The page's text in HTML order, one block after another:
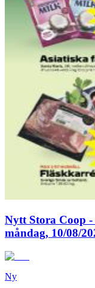
Nytt Stora Coop
måndag, 10/08/
Ny